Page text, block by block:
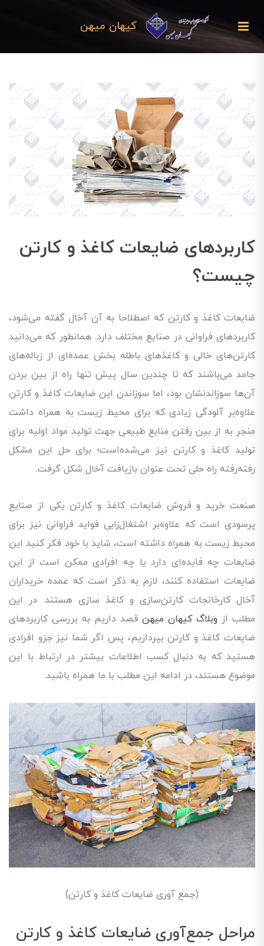
کیهان میهن
کاربردهای ضایعات کاغذ و کارتن
چیست؟
ضایعات کاغذ و کارتن که اصطلاحا به آن آخال گفته می‌شود،
کاربردهای فراوانی در صنایع مختلف دارد. همانطور که می‌دانید
کارتن‌های خالی و کاغذهای باطله بخش عمده‌ای از زباله‌های
جامد می‌باشند که تا چندین سال پیش تنها راه از بین بردن
آن‌ها سوزاندنشان بود، اما سوزاندن این ضایعات کاغذ و کارتن
علاوه‌بر آلودگی زیادی که برای محیط زیست به همراه داشت
منجر به از بین رفتن منابع طبیعی جهت تولید مواد اولیه برای
تولید کاغذ و کارتن نیز می‌شده‌است؛ برای حل این مشکل
رفته‌رفته راه حلی تحت عنوان بازیافت آخال شکل گرفت.
صنعت خرید و فروش ضایعات کاغذ و کارتن یکی از صنایع
پرسودی است که علاوه‌بر اشتغال‌زایی فواید فراوانی نیز برای
محیط زیست به همراه داشته است، شاید با خود فکر کنید این
ضایعات چه فایده‌ای دارد یا چه افرادی ممکن است از این
ضایعات استفاده کنند، لازم به ذکر است که عمده خریداران
آخال کارخانجات کارتن‌سازی و کاغذ سازی هستند. در این
مطلب از وبلاگ کیهان میهنقصد داریم به بررسی کاربردهای
ضایعات کاغذ و کارتن بپردازیم، پس اگر شما نیز جزو افرادی
هستید که به دنبال کسب اطلاعات بیشتر در ارتباط با این
موضوع هستند، در ادامه این مطلب با ما همراه باشید.
(جمع آوری ضایعات کاغذ و کارتن)
مراحل جمع‌آوری ضایعات کاغذ و کارتن